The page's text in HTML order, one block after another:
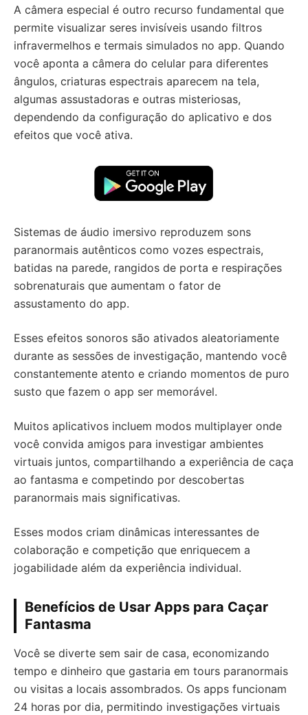
A câmera especial é outro recurso fundamental que
permite visualizar seres invisíveis usando filtros
infravermelhos e termais simulados no app. Quando
você aponta a câmera do celular para diferentes
ângulos, criaturas espectrais aparecem na tela,
algumas assustadoras e outras misteriosas,
dependendo da configuração do aplicativo e dos
efeitos que você ativa.
Sistemas de áudio imersivo reproduzem sons
paranormais autênticos como vozes espectrais,
batidas na parede, rangidos de porta e respirações
sobrenaturais que aumentam o fator de
assustamento do app.
Esses efeitos sonoros são ativados aleatoriamente
durante as sessões de investigação, mantendo você
constantemente atento e criando momentos de puro
susto que fazem o app ser memorável.
Muitos aplicativos incluem modos multiplayer onde
você convida amigos para investigar ambientes
virtuais juntos, compartilhando a experiência de caça
ao fantasma e competindo por descobertas
paranormais mais significativas.
Esses modos criam dinâmicas interessantes de
colaboração e competição que enriquecem a
jogabilidade além da experiência individual.
Benefícios de Usar Apps para Caçar
Fantasma
Você se diverte sem sair de casa, economizando
tempo e dinheiro que gastaria em tours paranormais
ou visitas a locais assombrados. Os apps funcionam
24 horas por dia, permitindo investigações virtuais